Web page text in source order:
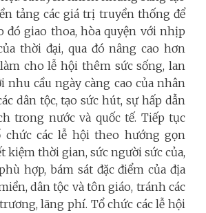
tảng các giá trị truyền thống để
đó giao thoa, hòa quyện với nhịp
thời đại, qua đó nâng cao hơn
cho lễ hội thêm sức sống, lan
nhu cầu ngày càng cao của nhân
dân tộc, tạo sức hút, sự hấp dẫn
trong nước và quốc tế. Tiếp tục
chức các lễ hội theo hướng gọn
kiệm thời gian, sức người sức của,
hợp, bám sát đặc điểm của địa
dân tộc và tôn giáo, tránh các
lãng phí. Tổ chức các lễ hội